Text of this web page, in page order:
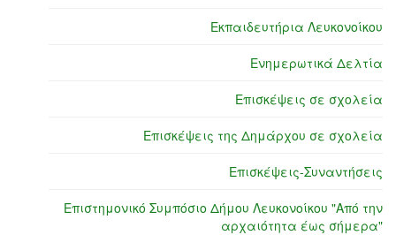
Εκπαιδευτήρια Λευκονοίκου
Ενημερωτικά Δελτία
Επισκέψεις σε σχολεία
Επισκέψεις της Δημάρχου σε σχολεία
Επισκέψεις-Συναντήσεις
Επιστημονικό Συμπόσιο Δήμου Λευκονοίκου "Από την
αρχαιότητα έως σήμερα"